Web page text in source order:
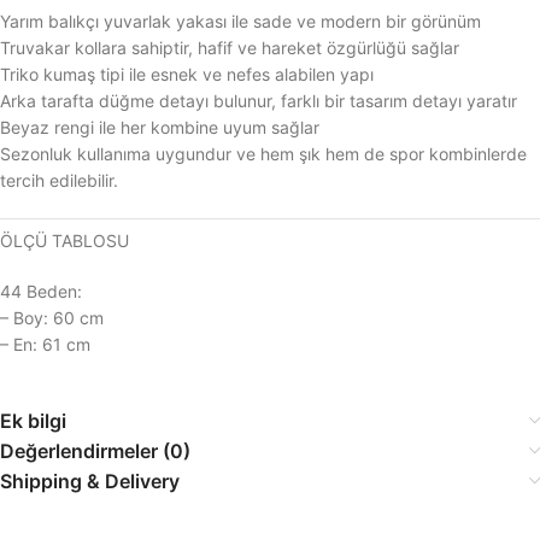
Yarım balıkçı yuvarlak yakası ile sade ve modern bir görünüm
Truvakar kollara sahiptir, hafif ve hareket özgürlüğü sağlar
Triko kumaş tipi ile esnek ve nefes alabilen yapı
Arka tarafta düğme detayı bulunur, farklı bir tasarım detayı yaratır
Beyaz rengi ile her kombine uyum sağlar
Sezonluk kullanıma uygundur ve hem şık hem de spor kombinlerde
tercih edilebilir.
ÖLÇÜ TABLOSU
44 Beden:
– Boy: 60 cm
– En: 61 cm
Ek bilgi
Değerlendirmeler (0)
Shipping & Delivery